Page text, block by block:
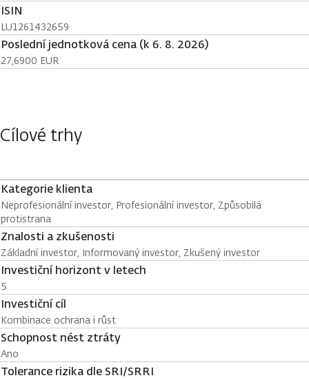
ISIN
LU1261432659
Poslední jednotková cena (k 6. 8. 2026)
27,6900 EUR
Cílové trhy
Kategorie klienta
Neprofesionální investor, Profesionální investor, Způsobilá
protistrana
Znalosti a zkušenosti
Základní investor, Informovaný investor, Zkušený investor
Investiční horizont v letech
5
Investiční cíl
Kombinace ochrana i růst
Schopnost nést ztráty
Ano
Tolerance rizika dle SRI/SRRI